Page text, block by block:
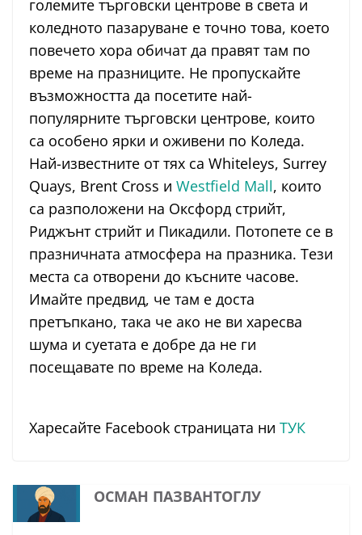
големите търговски центрове в света и
коледното пазаруване е точно това, което
повечето хора обичат да правят там по
време на празниците. Не пропускайте
възможността да посетите най-
популярните търговски центрове, които
са особено ярки и оживени по Коледа.
Най-известните от тях са Whiteleys, Surrey
Quays, Brent Cross и Westfield Mall, които
са разположени на Оксфорд стрийт,
Риджънт стрийт и Пикадили. Потопете се в
празничната атмосфера на празника. Тези
места са отворени до късните часове.
Имайте предвид, че там е доста
претъпкано, така че ако не ви харесва
шума и суетата е добре да не ги
посещавате по време на Коледа.
Харесайте Facebook страницата ни ТУК
ОСМАН ПАЗВАНТОГЛУ